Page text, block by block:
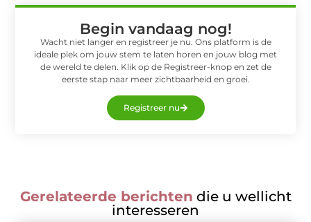
Begin vandaag nog!
Wacht niet langer en registreer je nu. Ons platform is de
ideale plek om jouw stem te laten horen en jouw blog met
de wereld te delen. Klik op de Registreer-knop en zet de
eerste stap naar meer zichtbaarheid en groei.
Registreer nu
Gerelateerde berichten die u wellicht
interesseren